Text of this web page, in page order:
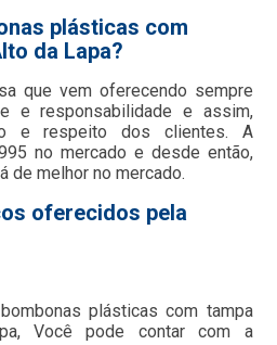
plásticas com
da Lapa?
que vem oferecendo sempre
e responsabilidade e assim,
e respeito dos clientes. A
no mercado e desde então,
de melhor no mercado.
oferecidos pela
plásticas com tampa
Você pode contar com a